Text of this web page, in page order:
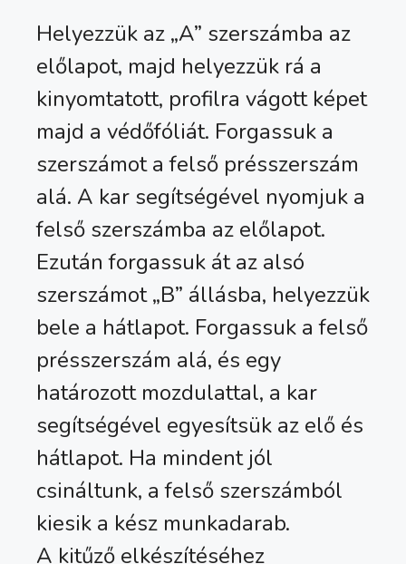
Helyezzük az „A” szerszámba az
előlapot, majd helyezzük rá a
kinyomtatott, profilra vágott képet
majd a védőfóliát. Forgassuk a
szerszámot a felső présszerszám
alá. A kar segítségével nyomjuk a
felső szerszámba az előlapot.
Ezután forgassuk át az alsó
szerszámot „B” állásba, helyezzük
bele a hátlapot. Forgassuk a felső
présszerszám alá, és egy
határozott mozdulattal, a kar
segítségével egyesítsük az elő és
hátlapot. Ha mindent jól
csináltunk, a felső szerszámból
kiesik a kész munkadarab.
A kitűző elkészítéséhez